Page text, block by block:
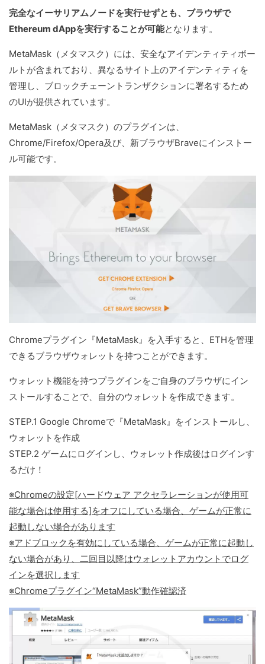
完全なイーサリアムノードを実行せずとも、ブラウザで
Ethereum dAppを実行することが可能となります。
MetaMask（メタマスク）には、安全なアイデンティティボー
ルトが含まれており、異なるサイト上のアイデンティティを
管理し、ブロックチェーントランザクションに署名するため
のUIが提供されています。
MetaMask（メタマスク）のプラグインは、
Chrome/Firefox/Opera及び、新ブラウザBraveにインストー
ル可能です。
Chromeプラグイン『MetaMask』を入手すると、ETHを管理
できるブラウザウォレットを持つことができます。
ウォレット機能を持つプラグインをご自身のブラウザにイン
ストールすることで、自分のウォレットを作成できます。
STEP.1 Google Chromeで『MetaMask』をインストールし、
ウォレットを作成
STEP.2 ゲームにログインし、ウォレット作成後はログインす
るだけ！
※Chromeの設定[ハードウェア アクセラレーションが使用可
能な場合は使用する]をオフにしている場合、ゲームが正常に
起動しない場合があります
※アドブロックを有効にしている場合、ゲームが正常に起動し
ない場合があり、二回目以降はウォレットアカウントでログ
インを選択します
※Chromeプラグイン“MetaMask”動作確認済